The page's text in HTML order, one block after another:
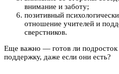
внимание и заботу;
позитивный
отношение учителей и
сверстников.
Еще важно — готов ли
поддержку, даже если они есть?